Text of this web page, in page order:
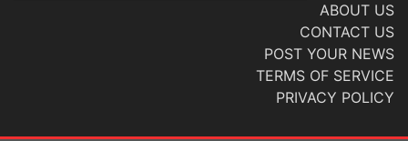
ABOUT US
CONTACT US
POST YOUR NEWS
TERMS OF SERVICE
PRIVACY POLICY